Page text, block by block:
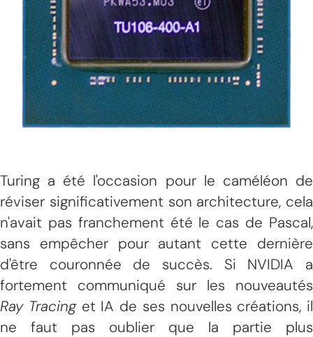
Turing a été l'occasion pour le caméléon de
réviser significativement son architecture, cela
n'avait pas franchement été le cas de Pascal,
sans empêcher pour autant cette dernière
d'être couronnée de succès. Si NVIDIA a
fortement communiqué sur les nouveautés
Ray Tracinget IA de ses nouvelles créations, il
ne faut pas oublier que la partie plus